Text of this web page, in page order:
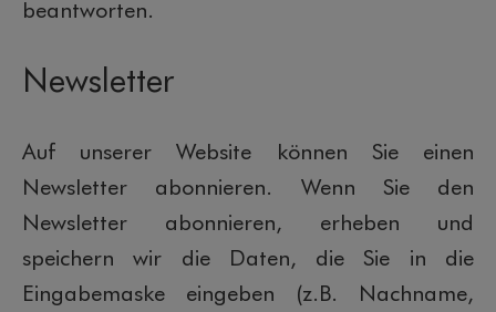
beantworten.
Newsletter
Auf unserer Website können Sie einen
Newsletter abonnieren. Wenn Sie den
Newsletter abonnieren, erheben und
speichern wir die Daten, die Sie in die
Eingabemaske eingeben (z.B. Nachname,